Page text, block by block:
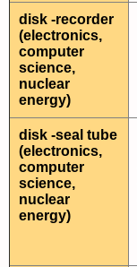
disk -recorder
(electronics,
computer
science,
nuclear
energy)
disk -seal tube
(electronics,
computer
science,
nuclear
energy)